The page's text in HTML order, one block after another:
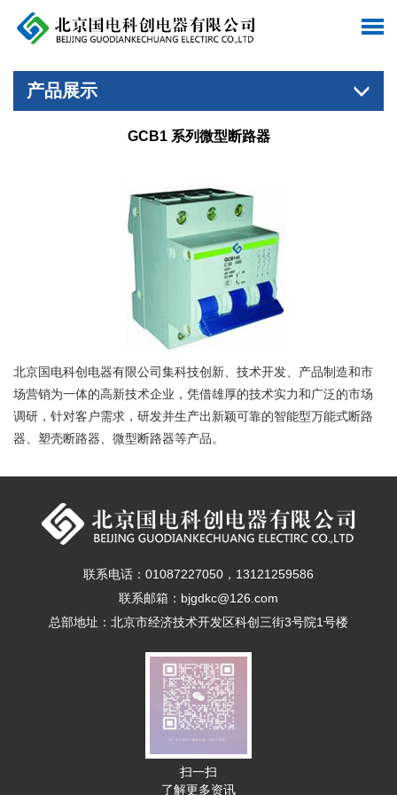
产品展示
GCB1 系列微型断路器
北京国电科创电器有限公司集科技创新、技术开发、产品制造和市
场营销为一体的高新技术企业，凭借雄厚的技术实力和广泛的市场
调研，针对客户需求，研发并生产出新颖可靠的智能型万能式断路
器、塑壳断路器、微型断路器等产品。
联系电话：01087227050，13121259586
联系邮箱：bjgdkc@126.com
总部地址：北京市经济技术开发区科创三街3号院1号楼
扫一扫
了解更多资讯